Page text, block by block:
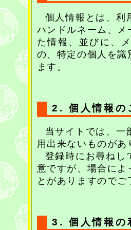
個人情報とは、利
ハンドルネーム、
た情報、並びに、
の、特定の個人を
ます。
2. 個人情報の
当サイトでは、一
用出来ないものがあ
登録時にお尋ねし
意ですが、場合に
とがありますので
3. 個人情報の